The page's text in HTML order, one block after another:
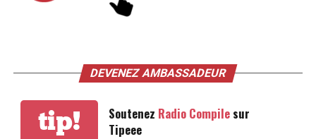
DEVENEZ AMBASSADEUR
tip! Soutenez Radio Compilesur
Tipeee